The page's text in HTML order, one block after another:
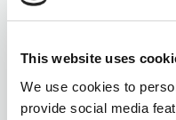
This website uses
We use cookies to
provide social media
403 - BRUN
Öppna färgväljaren